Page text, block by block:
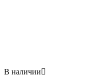
В наличии